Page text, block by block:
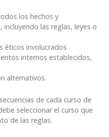
los hechos y
incluyendo las reglas, leyes o
éticos involucrados
internos establecidos,
alternativos.
de cada curso de
seleccionar el curso que
de las reglas.